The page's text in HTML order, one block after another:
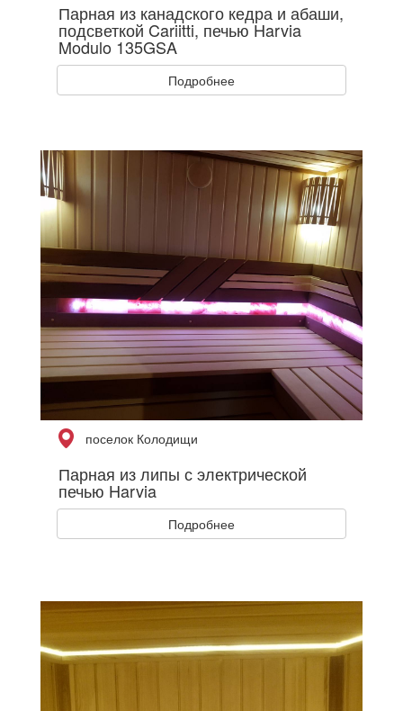
Парная из канадского кедра и абаши,
подсветкой Cariitti, печью Harvia
Modulo 135GSA
Подробнее
поселок Колодищи
Парная из липы с электрической
печью Harvia
Подробнее